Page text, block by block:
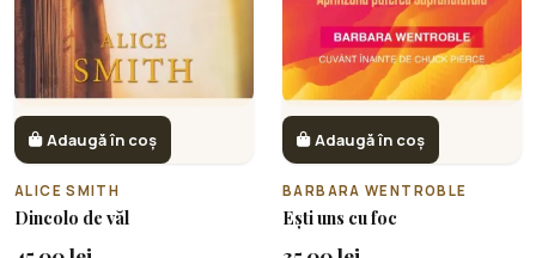
Adaugă în coș
ALICE SMITH
Dincolo de văl
Adaugă în coș
BARBARA WENTROBLE
Ești uns cu foc